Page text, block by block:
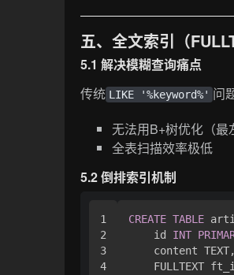
五、全文索引（
5.1 解决模糊查询痛点
传统 LIKE '%keyword%' 问
无法用B+树优化（最
全表扫描效率极低
5.2 倒排索引机制
1
2
3
4
CREATE TABLE
    id
INT
    content TEXT,
FULLTEXT